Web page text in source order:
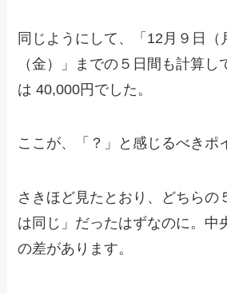
同じようにして、「12月９日（
（金）」までの５日間も計算し
は 40,000円でした。
ここが、「？」と感じるべきポ
さきほど見たとおり、どちらの
は同じ」だったはずなのに。中
の差があります。